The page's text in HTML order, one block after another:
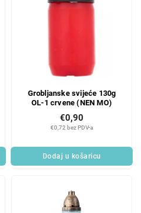
Grobljanske svijeće 130g
OL-1 crvene (NEN MO)
€0,72 bez PDV-a
€0,90
Dodaj u košaricu